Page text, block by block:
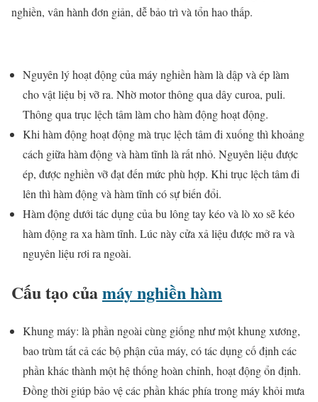
nghiền, vân hành đơn giản, dễ bảo trì và tổn hao thấp.
Nguyên lý hoạt động của máy nghiền hàm là dập và ép làm
cho vật liệu bị vỡ ra. Nhờ motor thông qua dây curoa, puli.
Thông qua trục lệch tâm làm cho hàm động hoạt động.
Khi hàm động hoạt động mà trục lệch tâm đi xuống thì khoảng
cách giữa hàm động và hàm tĩnh là rất nhỏ. Nguyên liệu được
ép, được nghiền vỡ đạt đến mức phù hợp. Khi trục lệch tâm đi
lên thì hàm động và hàm tĩnh có sự biến đổi.
Hàm động dưới tác dụng của bu lông tay kéo và lò xo sẽ kéo
hàm động ra xa hàm tĩnh. Lúc này cửa xả liệu được mở ra và
nguyên liệu rơi ra ngoài.
Cấu tạo củamáy nghiền hàm
Khung máy: là phần ngoài cùng giống như một khung xương,
bao trùm tất cả các bộ phận của máy, có tác dụng cố định các
phần khác thành một hệ thống hoàn chỉnh, hoạt động ổn định.
Đồng thời giúp bảo vệ các phần khác phía trong máy khỏi mưa